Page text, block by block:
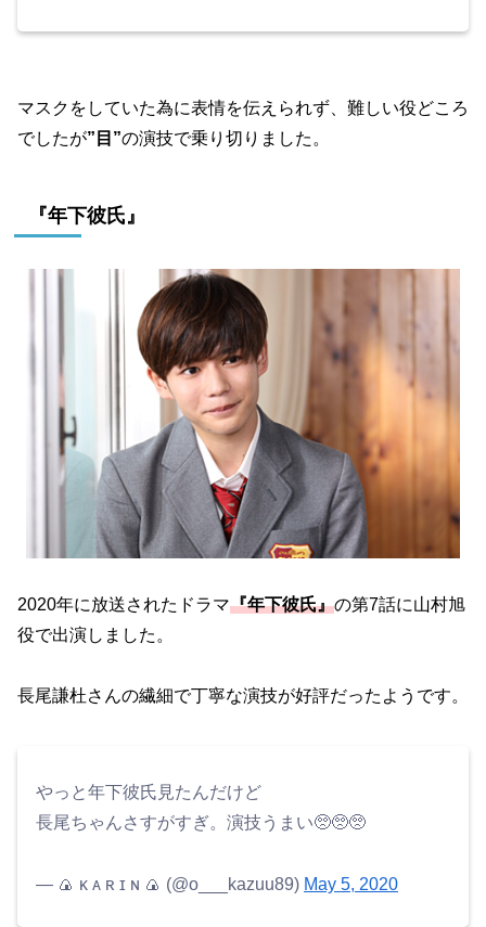
マスクをしていた為に表情を伝えられず、難しい役どころ
でしたが”目”の演技で乗り切りました。
『年下彼氏』
2020年に放送されたドラマ『年下彼氏』の第7話に山村旭
役で出演しました。
長尾謙杜さんの繊細で丁寧な演技が好評だったようです。
やっと年下彼氏見たんだけど
長尾ちゃんさすがすぎ。演技うまい🥺🥺🥺
— 🍙 ᴋ ᴀ ʀ ɪ ɴ 🍙 (@o___kazuu89) May 5, 2020